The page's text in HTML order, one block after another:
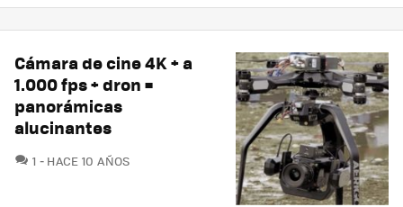
Cámara de cine 4K + a
1.000 fps + dron =
panorámicas
alucinantes
1 COMENTARIOS
HACE 10 AÑOS